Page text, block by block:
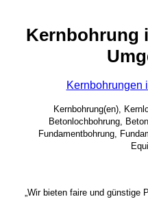
Kernbohrung
Kernbohrungen
Kernbohrung(en),
Betonlochbohrung,
Fundamentbohrung,
„Wir bieten faire und günstige